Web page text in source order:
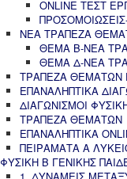
ONLINE ΤΕΣΤ
ΝΕΑ ΤΡΑΠΕΖΑ
ΘΕΜΑ Β-ΝΕΑ
ΘΕΜΑ Δ-ΝΕΑ
ΤΡΑΠΕΖΑ ΘΕΜΑΤΩΝ
ΕΠΑΝΑΛΗΠΤΙΚΑ
ΔΙΑΓΩΝΙΣΜΟΙ
ΤΡΑΠΕΖΑ ΘΕΜΑΤΩΝ
ΕΠΑΝΑΛΗΠΤΙΚΑ
ΠΕΙΡΑΜΑΤΑ Α
ΦΥΣΙΚΗ Β ΓΕΝΙΚΗΣ